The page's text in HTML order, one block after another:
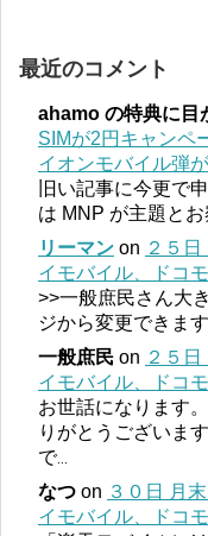
最近のコメント
ahamo の特典に目
SIMが2円キャンペ
イオンモバイル弾
旧い記事に今更で
は MNP が主題と
リーマン on ２５
イモバイル、ドコ
>>一般庶民さん大
ジから変更できます
一般庶民 on ２５
イモバイル、ドコ
お世話になります
りがとうございま
で...
なつ on ３０日 月
イモバイル、ドコ